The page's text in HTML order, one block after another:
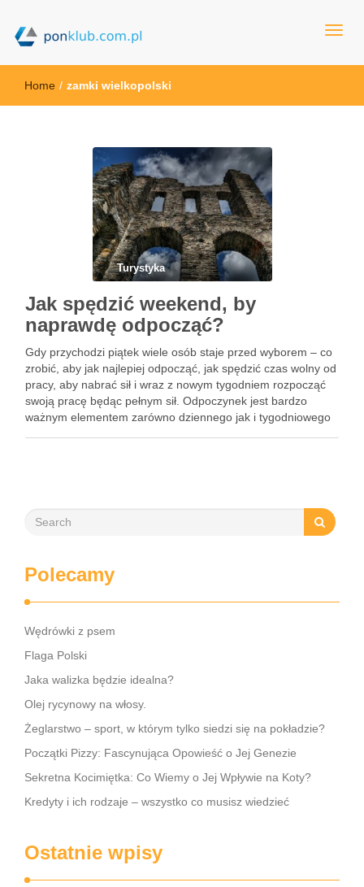
ponklub.com.pl
Home / zamki wielkopolski
Turystyka
Jak spędzić weekend, by
naprawdę odpocząć?
Gdy przychodzi piątek wiele osób staje przed wyborem – co
zrobić, aby jak najlepiej odpocząć, jak spędzić czas wolny od
pracy, aby nabrać sił i wraz z nowym tygodniem rozpocząć
swoją pracę będąc pełnym sił. Odpoczynek jest bardzo
ważnym elementem zarówno dziennego jak i tygodniowego
Polecamy
Wędrówki z psem
Flaga Polski
Jaka walizka będzie idealna?
Olej rycynowy na włosy.
Żeglarstwo – sport, w którym tylko siedzi się na pokładzie?
Początki Pizzy: Fascynująca Opowieść o Jej Genezie
Sekretna Kocimiętka: Co Wiemy o Jej Wpływie na Koty?
Kredyty i ich rodzaje – wszystko co musisz wiedzieć
Ostatnie wpisy